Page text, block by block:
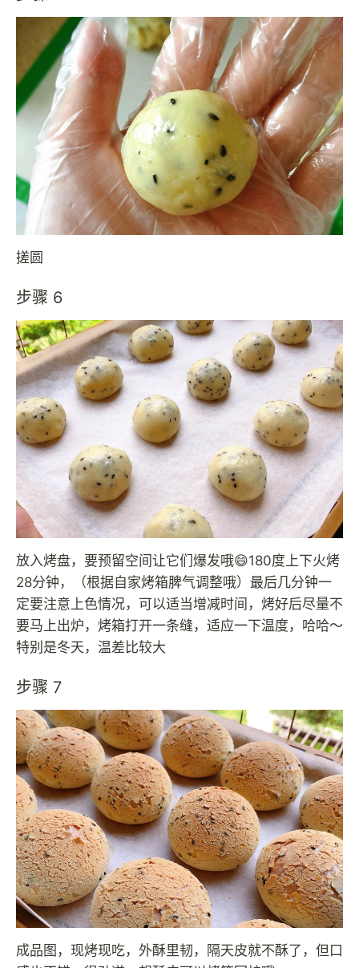
搓圆
步骤 6
放入烤盘，要预留空间让它们爆发哦😄180度上下火烤
28分钟，（根据自家烤箱脾气调整哦）最后几分钟一
定要注意上色情况，可以适当增减时间，烤好后尽量不
要马上出炉，烤箱打开一条缝，适应一下温度，哈哈～
特别是冬天，温差比较大
步骤 7
成品图，现烤现吃，外酥里韧，隔天皮就不酥了，但口